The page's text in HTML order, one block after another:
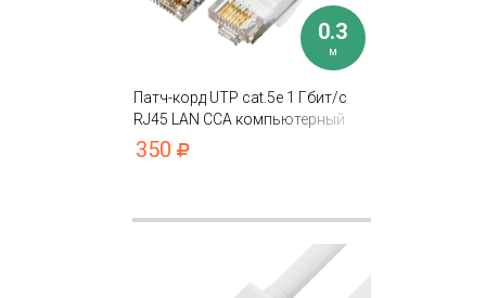
0.3
м
Патч-корд UTP cat.5e 1 Гбит/с
RJ45 LAN CCA компьютерный
кабель для интернета контакты
24K GOLD
350